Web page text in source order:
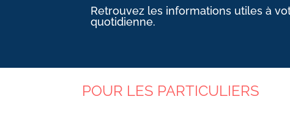
Retrouvez les informations utiles à
quotidienne.
POUR LES PARTICULIERS